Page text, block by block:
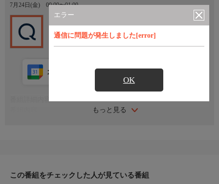
エラー
通信に問題が発生しました[error]
OK
7月24日(金) 00:00〜01:00
もっと見る
カレンダー登録 アプリ視聴
この番組をチェックした人が見ている番組